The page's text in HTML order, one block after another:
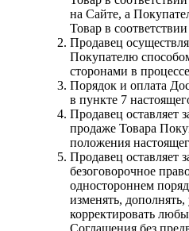
на Сайте, а
Товар в
Продавец
Покупателю
сторонами в
Порядок и оплата
в пункте 7
Продавец оставляет
продаже Товара
положения
Продавец оставляет
безоговорочное
одностороннем
изменять,
корректировать
Соглашения без